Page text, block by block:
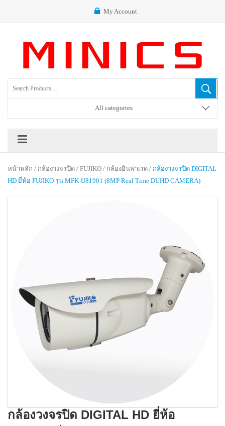
My Account
All categories
หน้าหลัก / กล้องวงจรปิด / FUJIKO / กล้องอินฟาเรด / กล้องวงจรปิด DIGITAL
HD ยี่ห้อ FUJIKO รุ่น MFK-U81901 (8MP Real Time DUHD CAMERA)
กล้องวงจรปิด DIGITAL HD ยี่ห้อ